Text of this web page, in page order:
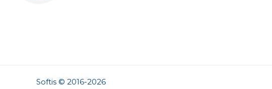
Softis © 2016-2026